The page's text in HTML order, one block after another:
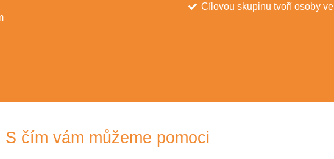
Cílovou skupinu tvoří osoby
S čím vám můžeme pomoci